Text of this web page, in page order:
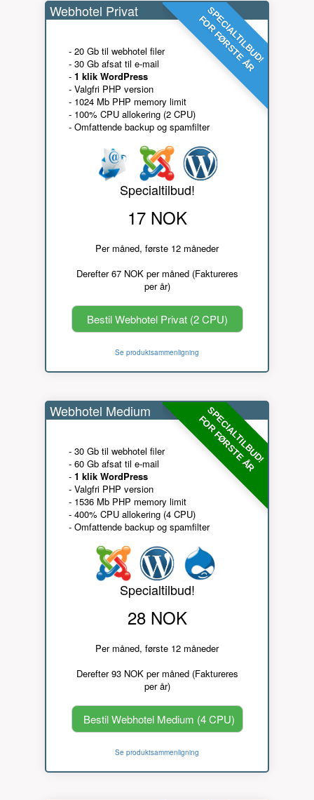
SPECIALTILBUD!
FOR FØRSTE ÅR
Webhotel Privat
- 20 Gb til webhotel filer
- 30 Gb afsat til e-mail
- 1 klik WordPress
- Valgfri PHP version
- 1024 Mb PHP memory limit
- 100% CPU allokering (2 CPU)
- Omfattende backup og spamfilter
Specialtilbud!
17 NOK
Per måned, første 12 måneder
Derefter 67 NOK per måned (Faktureres
per år)
Bestil Webhotel Privat (2 CPU)
Se produktsammenligning
SPECIALTILBUD!
FOR FØRSTE ÅR
Webhotel Medium
- 30 Gb til webhotel filer
- 60 Gb afsat til e-mail
- 1 klik WordPress
- Valgfri PHP version
- 1536 Mb PHP memory limit
- 400% CPU allokering (4 CPU)
- Omfattende backup og spamfilter
Specialtilbud!
28 NOK
Per måned, første 12 måneder
Derefter 93 NOK per måned (Faktureres
per år)
Bestil Webhotel Medium (4 CPU)
Se produktsammenligning